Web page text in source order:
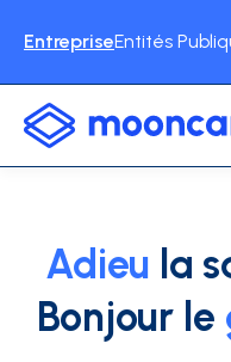
EntrepriseEntités
Adieu la
Bonjour le